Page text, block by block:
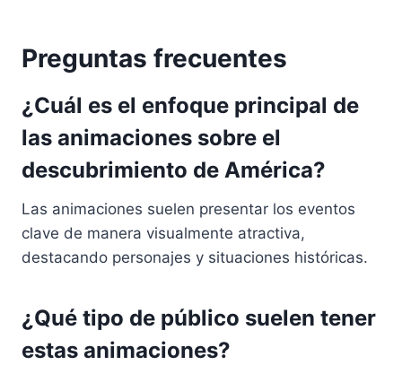
Preguntas frecuentes
¿Cuál es el enfoque principal de
las animaciones sobre el
descubrimiento de América?
Las animaciones suelen presentar los eventos
clave de manera visualmente atractiva,
destacando personajes y situaciones históricas.
¿Qué tipo de público suelen tener
estas animaciones?